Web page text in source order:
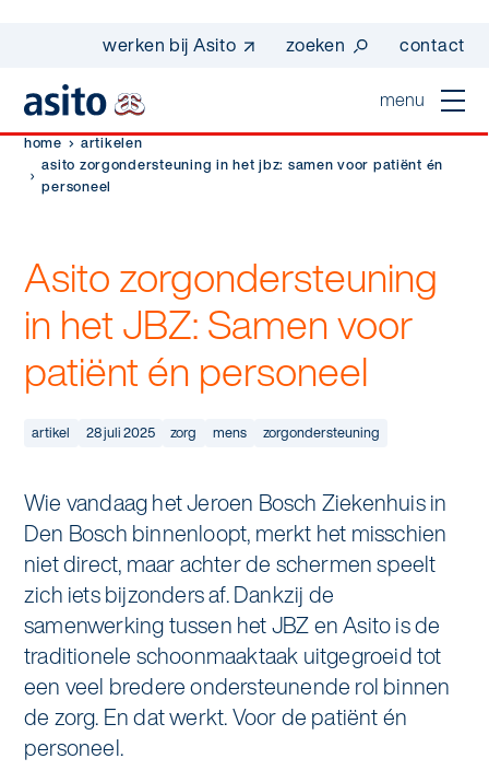
werken bij Asito zoeken contact
menu
Suggesties
werken bij asito
one go - werk beter samen met one go
co2-uitstoot rapportage 2023
op weg naar volledig circulair in 2030 met
home
Dagelijkse schoonmaak
Interieurreiniging
Vloerreiniging
Specialistische schoonmaak
Graffitireiniging
Glas- en gevelreiniging
Reinigen en coaten van RVS
Aanvullende diensten
sectoren
In de buurt
Industrie
Onderwijs
Overheid
Recreatie
Retail
Zakelijk
wij zijn Asito
Wij zijn Asito
Asito impuls
Sponsoring
Locaties
Nieuws
Artikelen
home
artikelen
asito zorgondersteuning in het jbz: samen voor patiënt én
personeel
Asito zorgondersteuning
in het JBZ: Samen voor
patiënt én personeel
artikel 28 juli 2025 zorg mens zorgondersteuning
Wie vandaag het Jeroen Bosch Ziekenhuis in
Den Bosch binnenloopt, merkt het misschien
niet direct, maar achter de schermen speelt
zich iets bijzonders af. Dankzij de
samenwerking tussen het JBZ en Asito is de
traditionele schoonmaaktaak uitgegroeid tot
een veel bredere ondersteunende rol binnen
de zorg. En dat werkt. Voor de patiënt én
personeel.